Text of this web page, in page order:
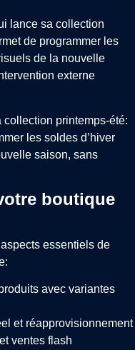
lance sa collection
de programmer les
de la nouvelle
externe
collection printemps-été:
les soldes d’hiver
saison, sans
boutique
essentiels de
avec variantes
et réapprovisionnement
ventes flash